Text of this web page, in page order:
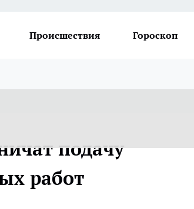
Происшествия Гороскоп
подачу
работ